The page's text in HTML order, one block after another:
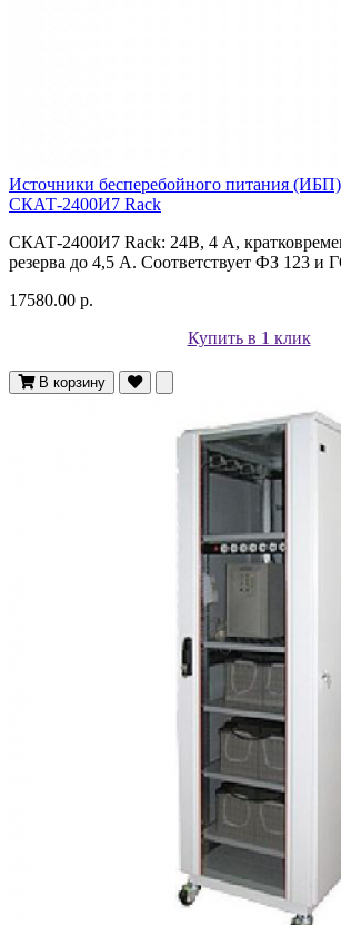
Источники бесперебойного питания
СКАТ-2400И7 Rack
СКАТ-2400И7 Rack: 24В, 4 А,
резерва до 4,5 А. Соответствует ФЗ 123 и
17580.00 р.
Купить в 1 клик
В корзину